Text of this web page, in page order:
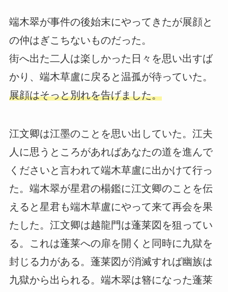
端木翠が事件の後始末にやってきたが展顔と
の仲はぎこちないものだった。
街へ出た二人は楽しかった日々を思い出すば
かり、端木草盧に戻ると温孤が待っていた。
展顔はそっと別れを告げました。
江文卿は江墨のことを思い出していた。江夫
人に思うところがあればあなたの道を進んで
くださいと言われて端木草盧に出かけて行っ
た。端木翠が星君の楊鑑に江文卿のことを伝
えると星君も端木草盧にやって来て再会を果
たした。江文卿は越龍門は蓬莱図を狙ってい
る。これは蓬莱への扉を開くと同時に九獄を
封じる力がある。蓬莱図が消滅すれば幽族は
九獄から出られる。端木翠は簪になった蓬莱